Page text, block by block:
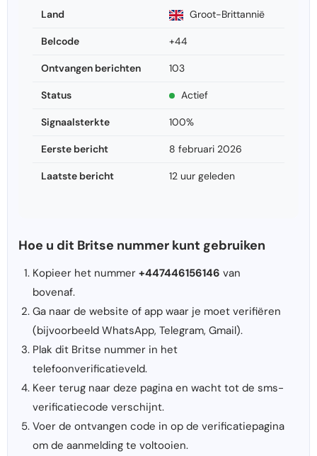
Land Groot-Brittannië
Belcode +44
Ontvangen berichten 103
Status Actief
Signaalsterkte 100%
Eerste bericht 8 februari 2026
Laatste bericht 12 uur geleden
Hoe u dit Britse nummer kunt gebruiken
Kopieer het nummer +447446156146 van
bovenaf.
Ga naar de website of app waar je moet verifiëren
(bijvoorbeeld WhatsApp, Telegram, Gmail).
Plak dit Britse nummer in het
telefoonverificatieveld.
Keer terug naar deze pagina en wacht tot de sms-
verificatiecode verschijnt.
Voer de ontvangen code in op de verificatiepagina
om de aanmelding te voltooien.